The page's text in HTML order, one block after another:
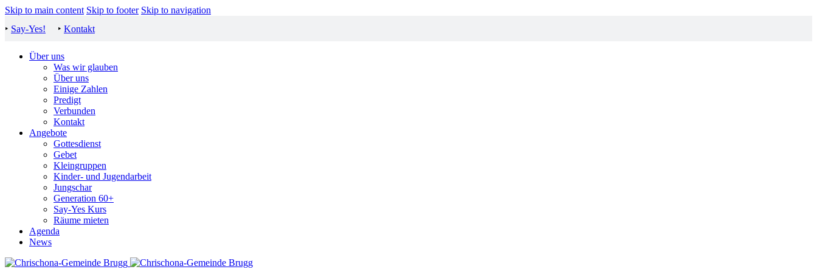
Skip to main content Skip to footer Skip to navigation
‣ Say-Yes! ‣ Kontakt
Über uns
Was wir glauben
Über uns
Einige Zahlen
Predigt
Verbunden
Kontakt
Angebote
Gottesdienst
Gebet
Kleingruppen
Kinder- und Jugendarbeit
Jungschar
Generation 60+
Say-Yes Kurs
Räume mieten
Agenda
News